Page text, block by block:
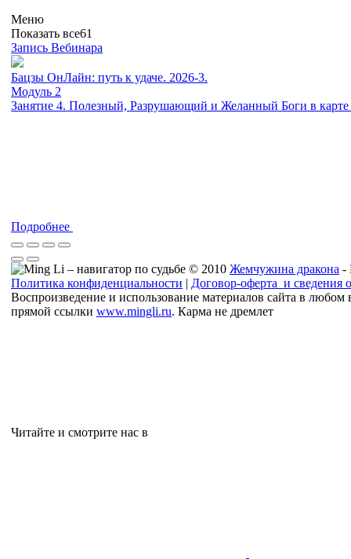
Меню
Показать все61
Запись Вебинара
Бацзы ОнЛайн: путь к удаче. 2026-3.
Модуль 2
Занятие 4. Полезный, Разрушающий и Желанный Боги в
Подробнее
© 2010 Жемчужина дракона -
Политика конфиденциальности | Договор-оферта и сведения
Воспроизведение и использование материалов сайта в
прямой ссылки www.mingli.ru. Карма не дремлет
Читайте и смотрите нас в